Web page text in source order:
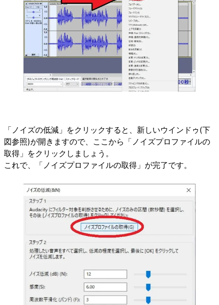
「ノイズの低減」をクリックすると、新しいウインドゥ(下
図参照)が開きますので、ここから「ノイズプロファイルの
取得」をクリックしましょう。
これで、「ノイズプロファイルの取得」が完了です。